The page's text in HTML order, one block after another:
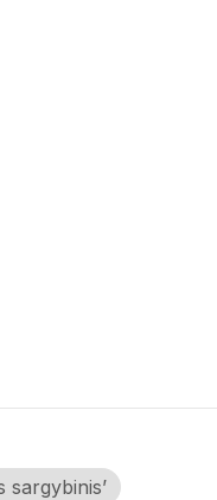
sargybinis’